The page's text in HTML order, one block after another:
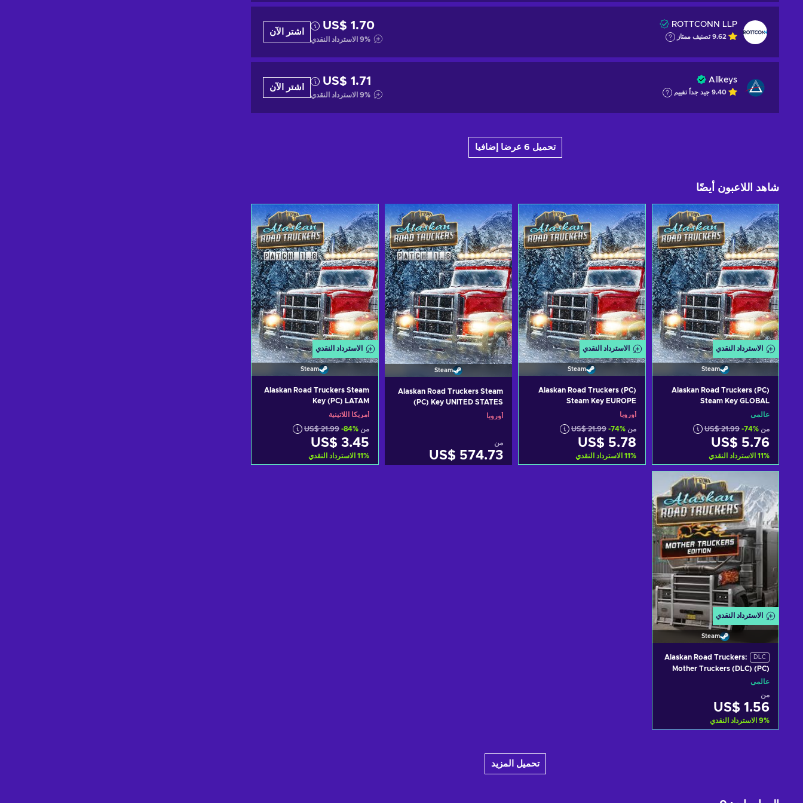
ROTTCONN LLP
9.62 تصنيف ممتاز
US$ 1.70
9% الاسترداد النقدي
اشتر الآن
Allkeys
9.40 جيد جداً تقييم
US$ 1.71
9% الاسترداد النقدي
اشتر الآن
تحميل 6 عرضا إضافيا
شاهد اللاعبون أيضًا
الاسترداد النقدي
Steam
Alaskan Road Truckers (PC)
Steam Key GLOBAL
عالمي
من
US$ 21.99 -74%
US$ 5.76
11% الاسترداد النقدي
أضف إلى سلة التسوق
View offers
الاسترداد النقدي
Steam
Alaskan Road Truckers (PC)
Steam Key EUROPE
أوروبا
من
US$ 21.99 -74%
US$ 5.78
11% الاسترداد النقدي
Steam
Alaskan Road Truckers Steam
(PC) Key UNITED STATES
أوروبا
من
US$ 574.73
الاسترداد النقدي
Steam
Alaskan Road Truckers Steam
Key (PC) LATAM
أمريكا اللاتينية
من
US$ 21.99 -84%
US$ 3.45
11% الاسترداد النقدي
الاسترداد النقدي
Steam
DLC
Alaskan Road Truckers:
Mother Truckers (DLC) (PC)
Steam Key GLOBAL
عالمي
من
US$ 1.56
9% الاسترداد النقدي
تحميل المزيد